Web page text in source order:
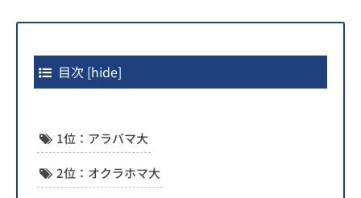
目次 [hide]
1位：アラバマ大
2位：オクラホマ大